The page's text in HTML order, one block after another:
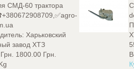
СМД-60 трактора
Харьковский
завод ХТЗ
1800.00 Грн.